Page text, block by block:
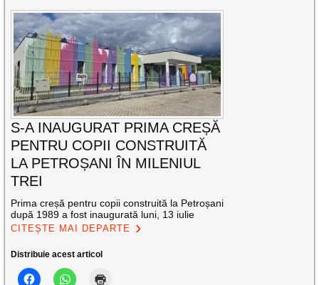
S-A INAUGURAT PRIMA CREȘĂ
PENTRU COPII CONSTRUITĂ
LA PETROȘANI ÎN MILENIUL
TREI
Prima creșă pentru copii construită la Petroșani
după 1989 a fost inaugurată luni, 13 iulie
CITEȘTE MAI DEPARTE
Distribuie acest articol